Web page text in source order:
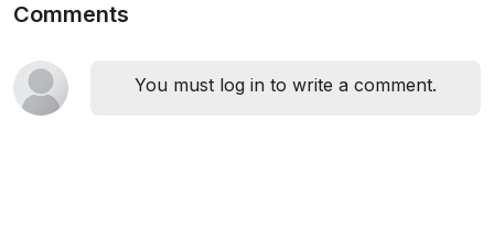
Comments
You must log in to write a comment.